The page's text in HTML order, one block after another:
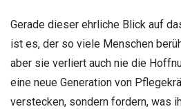
Gerade dieser ehrliche Blick auf
ist es, der so viele Menschen
aber sie verliert auch nie die
eine neue Generation von
verstecken, sondern fordern, was